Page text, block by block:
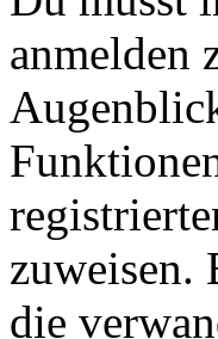
anmelden
zuweisen.
die